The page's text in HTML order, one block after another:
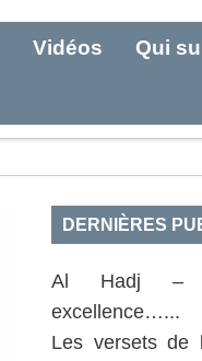
Vidéos Qui
DERNIÈRES
Al Hadj –
excellence…...
Les versets de